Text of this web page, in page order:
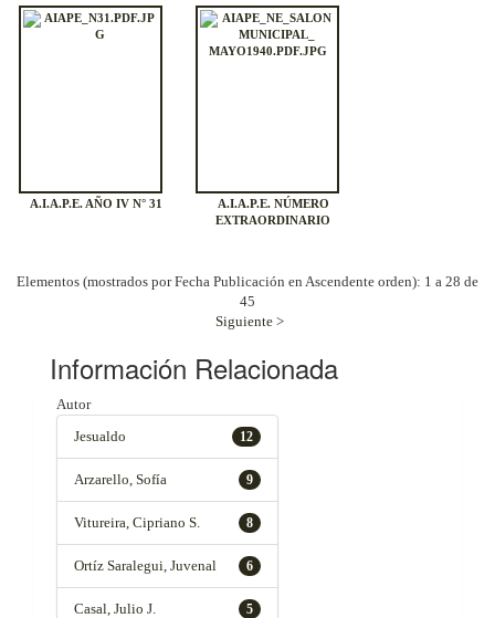
A.I.A.P.E. AÑO IV N° 31
A.I.A.P.E. NÚMERO
EXTRAORDINARIO
Elementos (mostrados por Fecha Publicación en Ascendente orden): 1 a 28 de
45
Siguiente >
Información Relacionada
Autor
12
Jesualdo
9
Arzarello, Sofía
8
Vitureira, Cipriano S.
6
Ortíz Saralegui, Juvenal
5
Casal, Julio J.